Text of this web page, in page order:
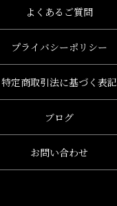
よくあるご質問
プライバシーポリシー
特定商取引法に基づく表記
ブログ
お問い合わせ